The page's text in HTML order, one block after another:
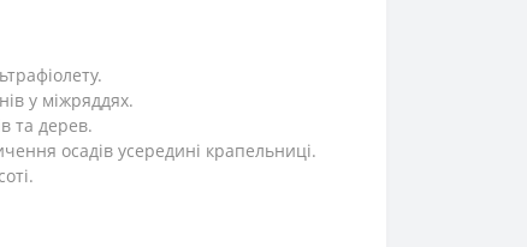
у міжряддях.
та дерев.
осадів усередині крапельниці.